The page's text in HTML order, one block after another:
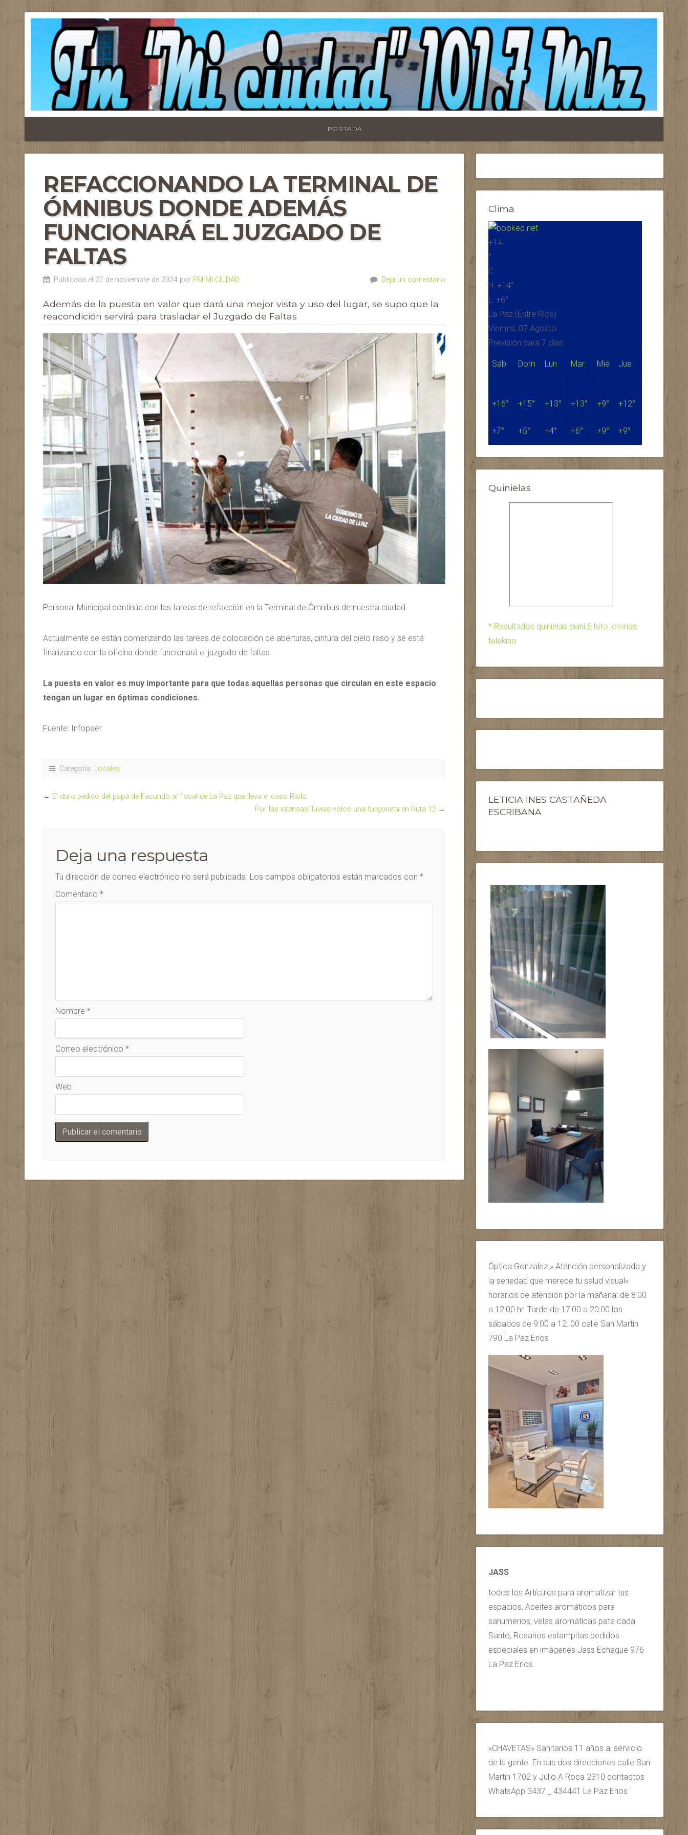
PORTADA
REFACCIONANDO LA TERMINAL DE
ÓMNIBUS DONDE ADEMÁS
FUNCIONARÁ EL JUZGADO DE
FALTAS
Publicada el 27 de noviembre de 2024 por FM MI CIUDAD Deja un comentario
Además de la puesta en valor que dará una mejor vista y uso del lugar, se supo que la
reacondición servirá para trasladar el Juzgado de Faltas
Personal Municipal continúa con las tareas de refacción en la Terminal de Ómnibus de nuestra ciudad.
Actualmente se están comenzando las tareas de colocación de aberturas, pintura del cielo raso y se está
finalizando con la oficina donde funcionará el juzgado de faltas.
La puesta en valor es muy importante para que todas aquellas personas que circulan en este espacio
tengan un lugar en óptimas condiciones.
Fuente: Infopaer
Categoría: Locales
← El duro pedido del papá de Facundo al fiscal de La Paz que lleva el caso Riolo
Por las intensas lluvias volcó una furgoneta en Ruta 12 →
Deja una respuesta
Tu dirección de correo electrónico no será publicada. Los campos obligatorios están marcados con *
Comentario *
Nombre *
Correo electrónico *
Web
Clima
+14
°
C
H: +14°
L: +6°
La Paz (Entre Rios)
Viernes, 07 Agosto
Previsión para 7 días
Sáb Dom Lun Mar Mié Jue
+16° +15° +13° +13° +9° +12°
+7° +5° +4° +6° +9° +9°
Quinielas
* Resultados quinielas quini 6 loto loterias
telekino
LETICIA INES CASTAÑEDA
ESCRIBANA
Óptica Gonzalez » Atención personalizada y
la seriedad que merece tu salud visual»
horarios de atención por la mañana: de 8:00
a 12:00 hr. Tarde de 17:00 a 20:00 los
sábados de 9:00 a 12: 00 calle San Martin
790 La Paz Erios.
JASS
todos los Artículos para aromatizar tus
espacios, Aceites aromáticos para
sahumerios, velas aromáticas pata cada
Santo, Rosarios estampitas pedidos
especiales en imágenes Jass Echague 976
La Paz Erios.
«CHAVETAS» Sanitarios 11 años al servicio
de la gente. En sus dos direcciones calle San
Martin 1702 y Julio A Roca 2310 contactos
WhatsApp 3437 _ 434441 La Paz Erios